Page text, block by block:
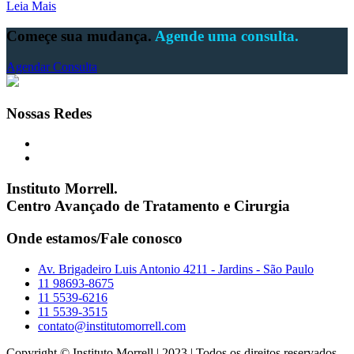
Leia Mais
Começe sua mudança. Agende uma consulta.
Agendar Consulta
Nossas Redes
Instituto Morrell.
Centro Avançado de Tratamento e Cirurgia
Onde estamos/Fale conosco
Av. Brigadeiro Luis Antonio 4211 - Jardins - São Paulo
11 98693-8675
11 5539-6216
11 5539-3515
contato@institutomorrell.com